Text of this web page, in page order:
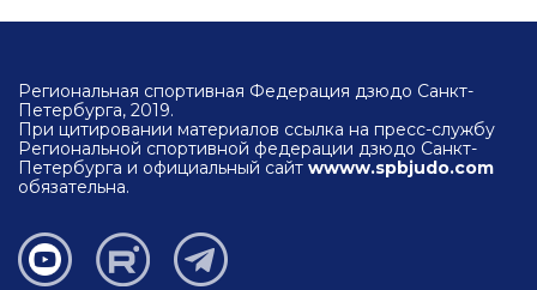
Региональная спортивная Федерация дзюдо Санкт-
Петербурга, 2019.
При цитировании материалов ссылка на пресс-службу
Региональной спортивной федерации дзюдо Санкт-
Петербурга и официальный сайт wwww.spbjudo.com
обязательна.